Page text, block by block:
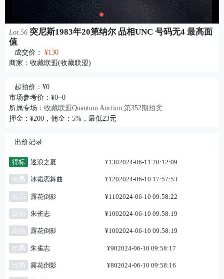
Lot.56 突尼斯1983年20第纳尔 品相UNC 号码无4 最高面
值
成交价： ¥130
商家： 收藏联盟(收藏联盟)
起拍价：¥0
市场参考价：¥0~0
所属专场： 收藏联盟Quantum Auction 第352期拍卖
押金：¥200，佣金：5%，最低23元
出价记录
得标 逐浪之夏 ¥1302024-06-11 20:12:09
出局 冰霜恋舞曲 ¥1202024-06-10 17:57:53
出局 露花倒影 ¥1102024-06-10 09:58:22
出局 朱雀志 ¥1002024-06-10 09:58:19
出局 露花倒影 ¥1002024-06-10 09:58:19
出局 朱雀志 ¥902024-06-10 09:58:17
出局 露花倒影 ¥802024-06-10 09:58:16